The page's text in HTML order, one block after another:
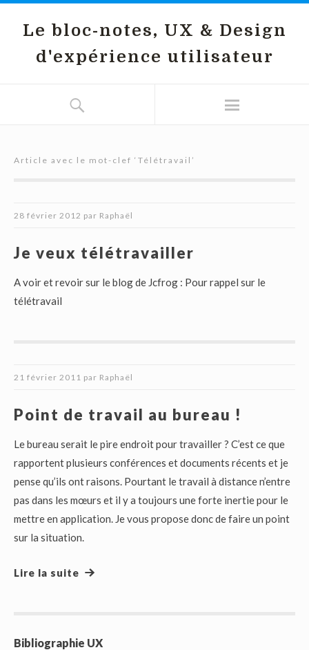
Le bloc-notes, UX & Design
d'expérience utilisateur
Article avec le mot-clef ‘ Télétravail ’
28 février 2012 par Raphaël
Je veux télétravailler
A voir et revoir sur le blog de Jcfrog : Pour rappel sur le
télétravail
21 février 2011 par Raphaël
Point de travail au bureau !
Le bureau serait le pire endroit pour travailler ? C’est ce que
rapportent plusieurs conférences et documents récents et je
pense qu’ils ont raisons. Pourtant le travail à distance n’entre
pas dans les mœurs et il y a toujours une forte inertie pour le
mettre en application. Je vous propose donc de faire un point
sur la situation.
Lire la suite
Bibliographie UX